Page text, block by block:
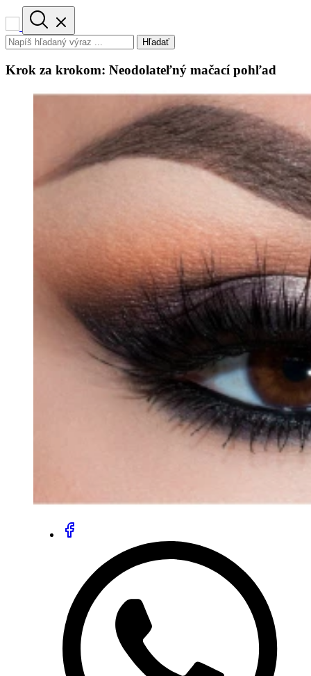
Hľadať
Krok za krokom: Neodolateľný mačací pohľad